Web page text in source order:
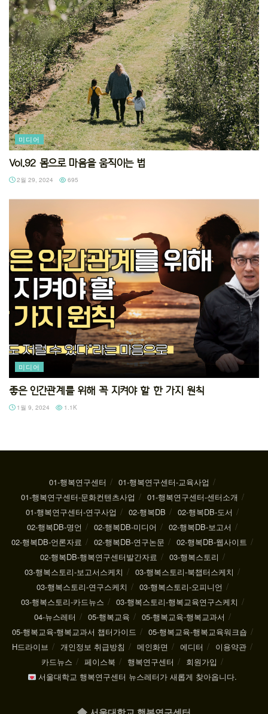
미디어
Vol.92 몸으로 마음을 움직이는 법
2월 29, 2024 695
미디어
좋은 인간관계를 위해 꼭 지켜야 할 한 가지 원칙
1월 9, 2024 1.1K
01-행복연구센터
01-행복연구센터-교육사업
01-행복연구센터-문화컨텐츠사업
01-행복연구센터-센터소개
01-행복연구센터-연구사업
02-행복DB
02-행복DB-도서
02-행복DB-명언
02-행복DB-미디어
02-행복DB-보고서
02-행복DB-언론자료
02-행복DB-연구논문
02-행복DB-웹사이트
02-행복DB-행복연구센터발간자료
03-행복스토리
03-행복스토리-보고서스케치
03-행복스토리-북챕터스케치
03-행복스토리-연구스케치
03-행복스토리-오피니언
03-행복스토리-카드뉴스
03-행복스토리-행복교육연구스케치
04-뉴스레터
05-행복교육
05-행복교육-행복교과서
05-행복교육-행복교과서 챕터가이드
05-행복교육-행복교육워크숍
H드라이브
개인정보 취급방침 메인화면 에디터
이용약관
카드뉴스
페이스북 행복연구센터
회원가입
서울대학교 행복연구센터 뉴스레터가 새롭게 찾아옵니다.